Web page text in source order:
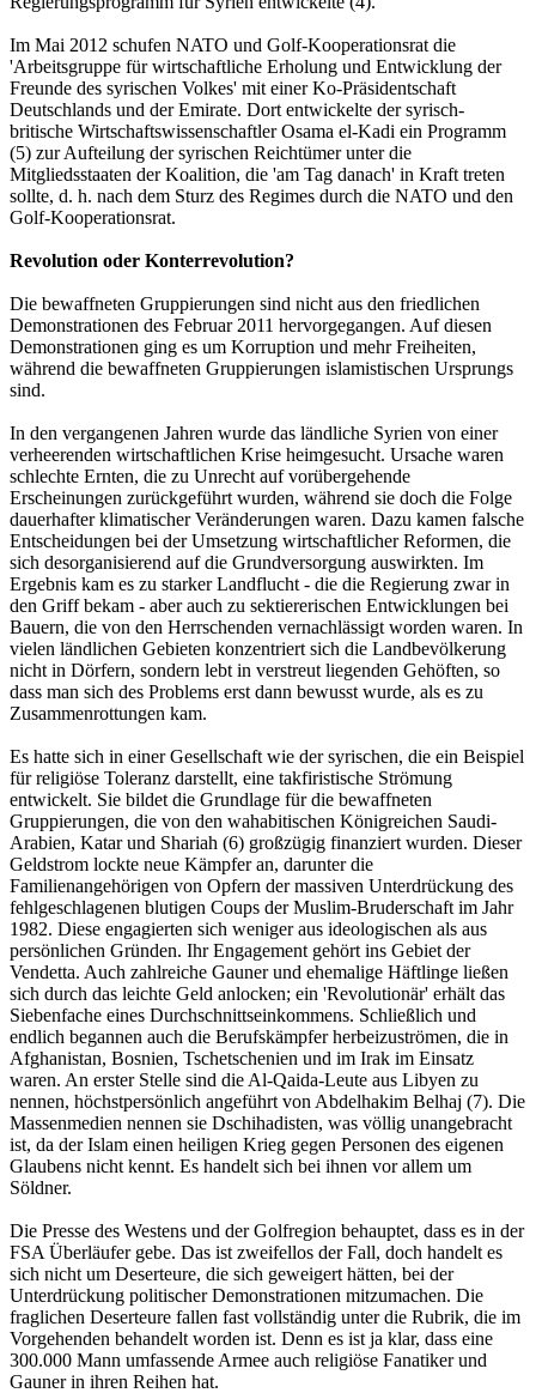
Im Mai 2012 schufen NATO und Golf-Kooperationsrat die
'Arbeitsgruppe für wirtschaftliche Erholung und Entwicklung der
Freunde des syrischen Volkes' mit einer Ko-Präsidentschaft
Deutschlands und der Emirate. Dort entwickelte der syrisch-
britische Wirtschaftswissenschaftler Osama el-Kadi ein Programm
(5) zur Aufteilung der syrischen Reichtümer unter die
Mitgliedsstaaten der Koalition, die 'am Tag danach' in Kraft treten
sollte, d. h. nach dem Sturz des Regimes durch die NATO und den
Golf-Kooperationsrat.
Revolution oder Konterrevolution?
Die bewaffneten Gruppierungen sind nicht aus den friedlichen
Demonstrationen des Februar 2011 hervorgegangen. Auf diesen
Demonstrationen ging es um Korruption und mehr Freiheiten,
während die bewaffneten Gruppierungen islamistischen Ursprungs
sind.
In den vergangenen Jahren wurde das ländliche Syrien von einer
verheerenden wirtschaftlichen Krise heimgesucht. Ursache waren
schlechte Ernten, die zu Unrecht auf vorübergehende
Erscheinungen zurückgeführt wurden, während sie doch die Folge
dauerhafter klimatischer Veränderungen waren. Dazu kamen falsche
Entscheidungen bei der Umsetzung wirtschaftlicher Reformen, die
sich desorganisierend auf die Grundversorgung auswirkten. Im
Ergebnis kam es zu starker Landflucht - die die Regierung zwar in
den Griff bekam - aber auch zu sektiererischen Entwicklungen bei
Bauern, die von den Herrschenden vernachlässigt worden waren. In
vielen ländlichen Gebieten konzentriert sich die Landbevölkerung
nicht in Dörfern, sondern lebt in verstreut liegenden Gehöften, so
dass man sich des Problems erst dann bewusst wurde, als es zu
Zusammenrottungen kam.
Es hatte sich in einer Gesellschaft wie der syrischen, die ein Beispiel
für religiöse Toleranz darstellt, eine takfiristische Strömung
entwickelt. Sie bildet die Grundlage für die bewaffneten
Gruppierungen, die von den wahabitischen Königreichen Saudi-
Arabien, Katar und Shariah (6) großzügig finanziert wurden. Dieser
Geldstrom lockte neue Kämpfer an, darunter die
Familienangehörigen von Opfern der massiven Unterdrückung des
fehlgeschlagenen blutigen Coups der Muslim-Bruderschaft im Jahr
1982. Diese engagierten sich weniger aus ideologischen als aus
persönlichen Gründen. Ihr Engagement gehört ins Gebiet der
Vendetta. Auch zahlreiche Gauner und ehemalige Häftlinge ließen
sich durch das leichte Geld anlocken; ein 'Revolutionär' erhält das
Siebenfache eines Durchschnittseinkommens. Schließlich und
endlich begannen auch die Berufskämpfer herbeizuströmen, die in
Afghanistan, Bosnien, Tschetschenien und im Irak im Einsatz
waren. An erster Stelle sind die Al-Qaida-Leute aus Libyen zu
nennen, höchstpersönlich angeführt von Abdelhakim Belhaj (7). Die
Massenmedien nennen sie Dschihadisten, was völlig unangebracht
ist, da der Islam einen heiligen Krieg gegen Personen des eigenen
Glaubens nicht kennt. Es handelt sich bei ihnen vor allem um
Söldner.
Die Presse des Westens und der Golfregion behauptet, dass es in der
FSA Überläufer gebe. Das ist zweifellos der Fall, doch handelt es
sich nicht um Deserteure, die sich geweigert hätten, bei der
Unterdrückung politischer Demonstrationen mitzumachen. Die
fraglichen Deserteure fallen fast vollständig unter die Rubrik, die im
Vorgehenden behandelt worden ist. Denn es ist ja klar, dass eine
300.000 Mann umfassende Armee auch religiöse Fanatiker und
Gauner in ihren Reihen hat.